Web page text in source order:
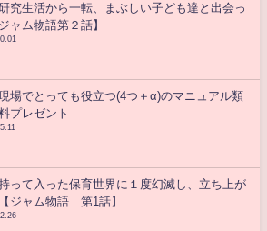
究生活から一転、まぶしい子ども達と出会っ
ャム物語第２話】
場でとっても役立つ(4つ＋α)のマニュアル類
プレゼント
って入った保育世界に１度幻滅し、立ち上が
ジャム物語 第1話】